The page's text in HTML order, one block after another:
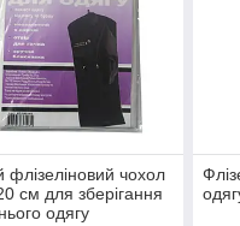
флізеліновий чохол
см для зберігання
одягу